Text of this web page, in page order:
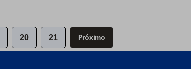
20 21 Próximo